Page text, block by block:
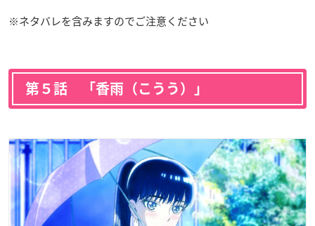
※ネタバレを含みますのでご注意ください
第５話 「香雨（こうう）」